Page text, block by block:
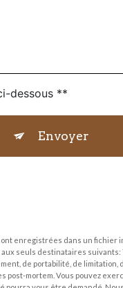
dessous **
Envoyer
enregistrées dans un
seuls destinataires suivants:
de portabilité, de
mortem. Vous pouvez